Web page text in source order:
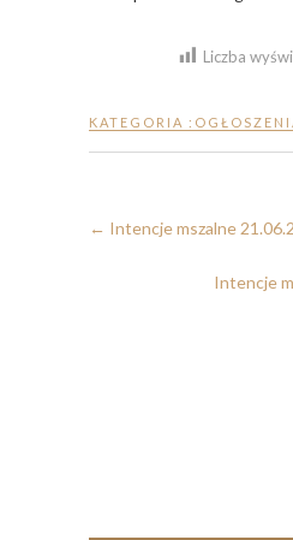
Liczba
KATEGORIA :
← Intencje mszalne
Intencje